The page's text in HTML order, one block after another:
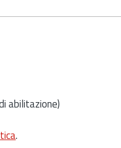
abilitazione)
.